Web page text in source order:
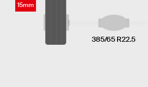
15mm
385/65 R22.5